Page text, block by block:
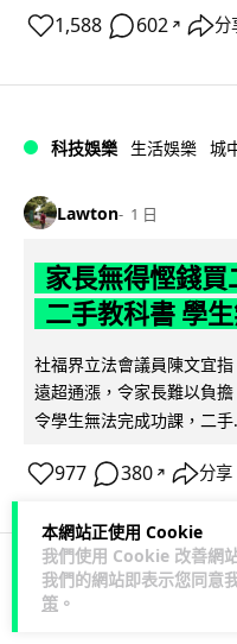
本網站正使用 Cookie
我們使用 Cookie 改善網
我們的網站即表示您同意
策 。
1,588 602 ↗ 分
科技娛樂 生活娛樂 城
Lawton 1 日
家長無得慳錢
二手教科書 學
社福界立法會議員陳文宜
遠超通漲，令家長難以負
令學生無法完成功課，二手
977 380 ↗ 分享
科技娛樂